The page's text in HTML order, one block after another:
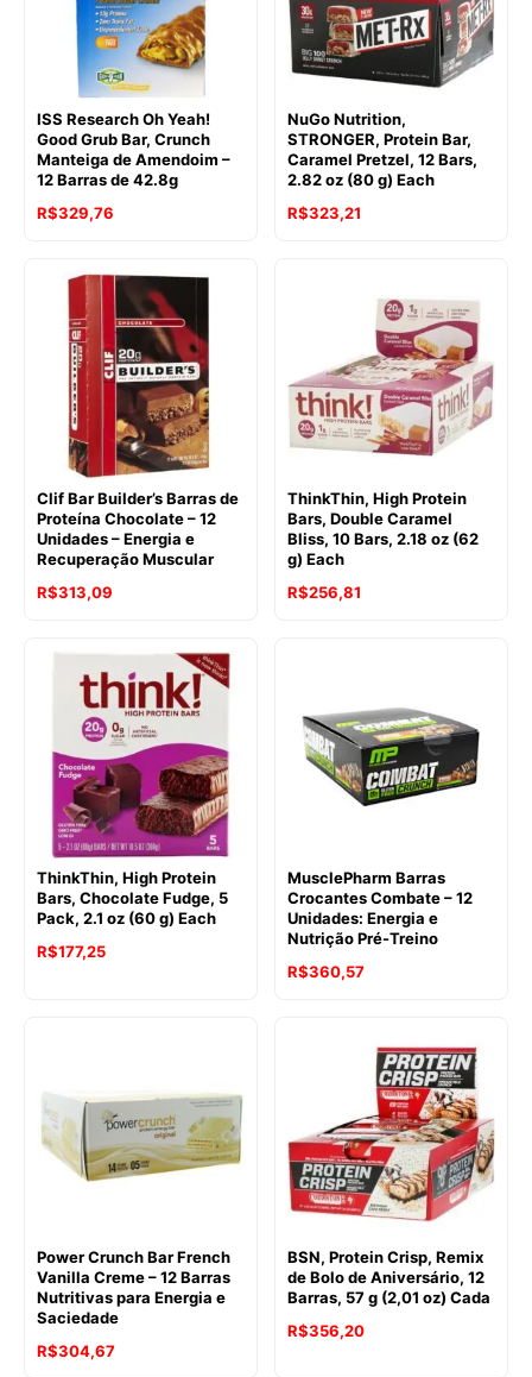
ISS Research Oh Yeah!
Good Grub Bar, Crunch
Manteiga de Amendoim –
12 Barras de 42.8g
R$329,76
NuGo Nutrition,
STRONGER, Protein Bar,
Caramel Pretzel, 12 Bars,
2.82 oz (80 g) Each
R$323,21
Clif Bar Builder’s Barras de
Proteína Chocolate – 12
Unidades – Energia e
Recuperação Muscular
R$313,09
ThinkThin, High Protein
Bars, Double Caramel
Bliss, 10 Bars, 2.18 oz (62
g) Each
R$256,81
ThinkThin, High Protein
Bars, Chocolate Fudge, 5
Pack, 2.1 oz (60 g) Each
R$177,25
MusclePharm Barras
Crocantes Combate – 12
Unidades: Energia e
Nutrição Pré-Treino
R$360,57
Power Crunch Bar French
Vanilla Creme – 12 Barras
Nutritivas para Energia e
Saciedade
R$304,67
BSN, Protein Crisp, Remix
de Bolo de Aniversário, 12
Barras, 57 g (2,01 oz) Cada
R$356,20